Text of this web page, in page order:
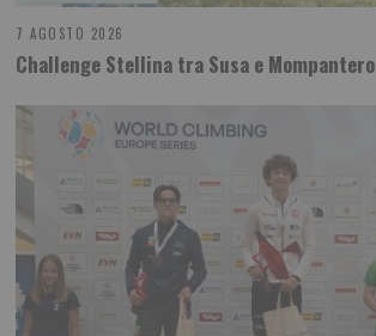
7 AGOSTO 2026
Challenge Stellina tra Susa e Mompantero